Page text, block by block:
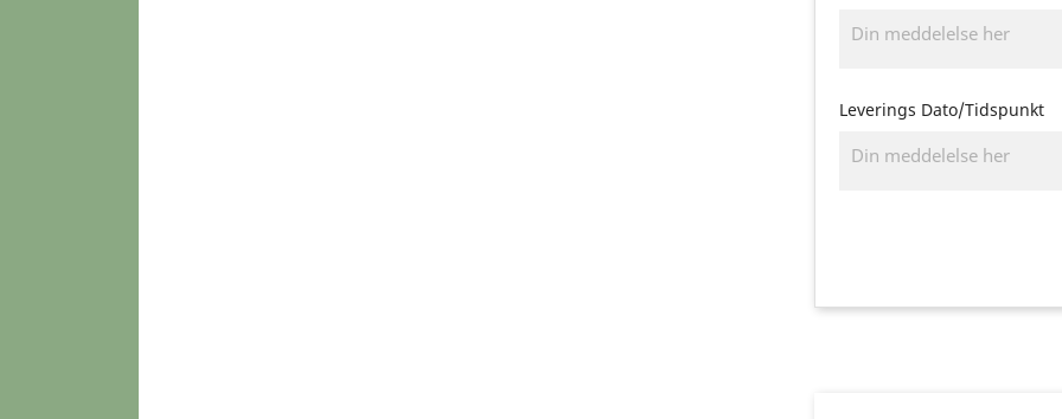
Leverings Dato/Tidspunkt